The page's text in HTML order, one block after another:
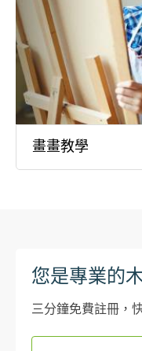
畫畫教學
您是專業的
三分鐘免費註冊，